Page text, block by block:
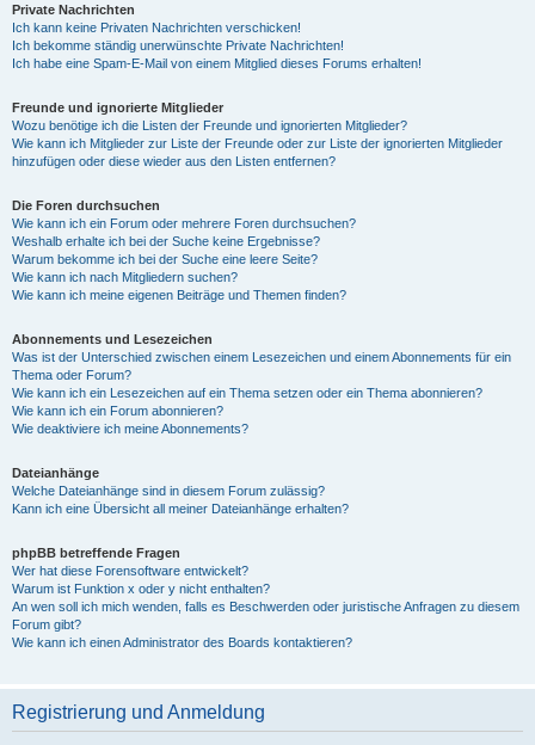
Private Nachrichten
Ich kann keine Privaten Nachrichten verschicken!
Ich bekomme ständig unerwünschte Private Nachrichten!
Ich habe eine Spam-E-Mail von einem Mitglied dieses Forums erhalten!
Freunde und ignorierte Mitglieder
Wozu benötige ich die Listen der Freunde und ignorierten Mitglieder?
Wie kann ich Mitglieder zur Liste der Freunde oder zur Liste der ignorierten Mitglieder
hinzufügen oder diese wieder aus den Listen entfernen?
Die Foren durchsuchen
Wie kann ich ein Forum oder mehrere Foren durchsuchen?
Weshalb erhalte ich bei der Suche keine Ergebnisse?
Warum bekomme ich bei der Suche eine leere Seite?
Wie kann ich nach Mitgliedern suchen?
Wie kann ich meine eigenen Beiträge und Themen finden?
Abonnements und Lesezeichen
Was ist der Unterschied zwischen einem Lesezeichen und einem Abonnements für ein
Thema oder Forum?
Wie kann ich ein Lesezeichen auf ein Thema setzen oder ein Thema abonnieren?
Wie kann ich ein Forum abonnieren?
Wie deaktiviere ich meine Abonnements?
Dateianhänge
Welche Dateianhänge sind in diesem Forum zulässig?
Kann ich eine Übersicht all meiner Dateianhänge erhalten?
phpBB betreffende Fragen
Wer hat diese Forensoftware entwickelt?
Warum ist Funktion x oder y nicht enthalten?
An wen soll ich mich wenden, falls es Beschwerden oder juristische Anfragen zu diesem
Forum gibt?
Wie kann ich einen Administrator des Boards kontaktieren?
Registrierung und Anmeldung